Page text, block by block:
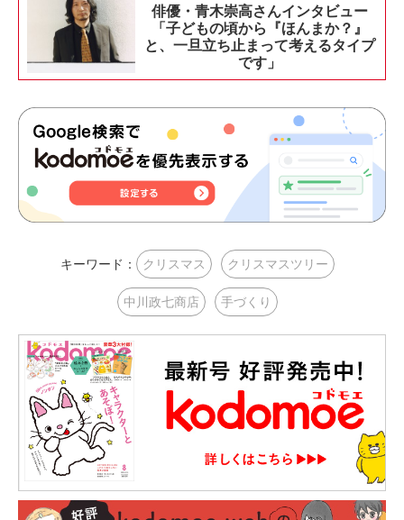
俳優・青木崇高さんインタビュー
「子どもの頃から『ほんまか？』
と、一旦立ち止まって考えるタイプ
です」
キーワード： クリスマス クリスマスツリー
中川政七商店 手づくり